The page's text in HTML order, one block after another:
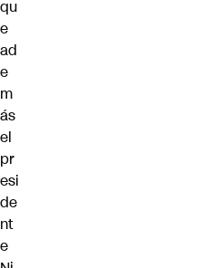
qu
e
ad
e
m
ás
el
pr
esi
de
nt
e